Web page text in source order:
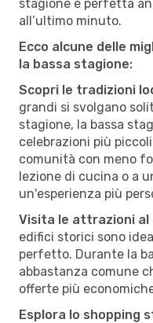
stagione è perfetta
all’ultimo minuto.
Ecco alcune delle
la bassa stagione:
Scopri le tradizioni
grandi si svolgano
stagione, la bassa
celebrazioni più
comunità con meno
lezione di cucina o a
un'esperienza più
Visita le attrazioni al
edifici storici sono
perfetto. Durante la
abbastanza comune
offerte più
Esplora lo shopping